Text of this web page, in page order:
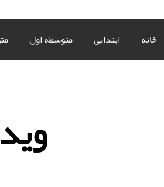
خانه ابتدایی متوسطه اول